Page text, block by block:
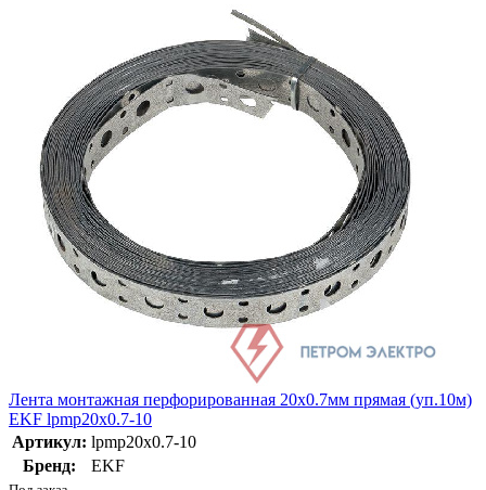
Лента монтажная перфорированная 20х0.7мм прямая (уп.10м)
EKF lpmp20x0.7-10
Артикул: lpmp20x0.7-10
Бренд:
EKF